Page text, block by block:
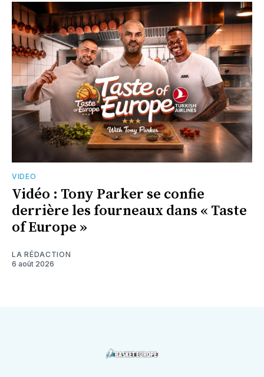
VIDEO
Vidéo : Tony Parker se confie
derrière les fourneaux dans « Taste
of Europe »
LA RÉDACTION
6 août 2026